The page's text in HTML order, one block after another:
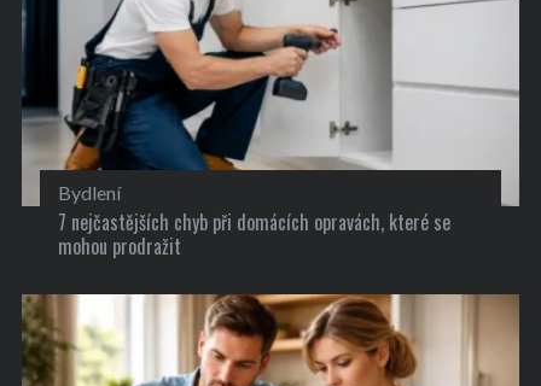
Bydlení
7 nejčastějších chyb při domácích opravách, které se
mohou prodražit